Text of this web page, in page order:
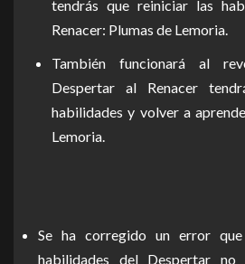
tendrás que reiniciar las
Renacer: Plumas de Lemoria.
También funcionará al
Despertar al Renacer
habilidades y volver a
Lemoria.
Se ha corregido un error
habilidades del Despertar